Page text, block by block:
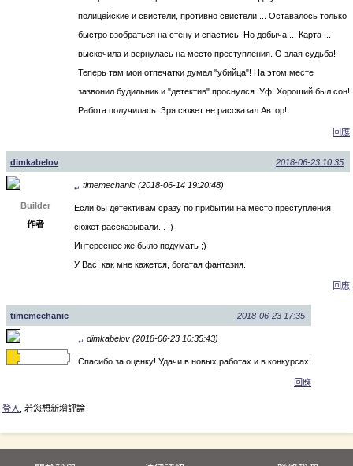
полицейские и свистели, противно свистели ... Оставалось только
быстро взобраться на стену и спастись! Но добыча ... Карта ...
выскочила и вернулась на место преступления. О злая судьба!
Теперь там мои отпечатки думал "убийца"! На этом месте
зазвонил будильник и "детектив" проснулся. Уф! Хороший был сон!
Работа получилась. Зря сюжет не рассказал Автор!
回應
dimkabelov 2018-06-23 10:35
Builder
作者
↵ timemechanic (2018-06-14 19:20:48)
Если бы детективам сразу по прибытии на место преступления
сюжет рассказывали... :)
Интереснее же было подумать ;)
У Вас, как мне кажется, богатая фантазия.
回應
timemechanic 2018-06-23 17:35
↵ dimkabelov (2018-06-23 10:35:43)
Спасибо за оценку! Удачи в новых работах и в конкурсах!
回應
登入 , 若您想新增評論